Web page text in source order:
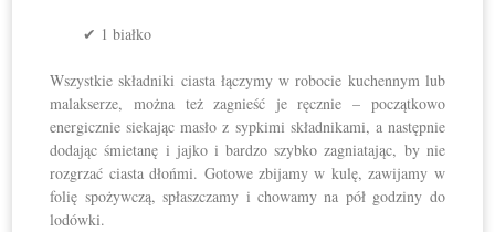
✔ 1 białko
Wszystkie składniki ciasta łączymy w robocie kuchennym lub
malakserze, można też zagnieść je ręcznie – początkowo
energicznie siekając masło z sypkimi składnikami, a następnie
dodając śmietanę i jajko i bardzo szybko zagniatając, by nie
rozgrzać ciasta dłońmi. Gotowe zbijamy w kulę, zawijamy w
folię spożywczą, spłaszczamy i chowamy na pół godziny do
lodówki.